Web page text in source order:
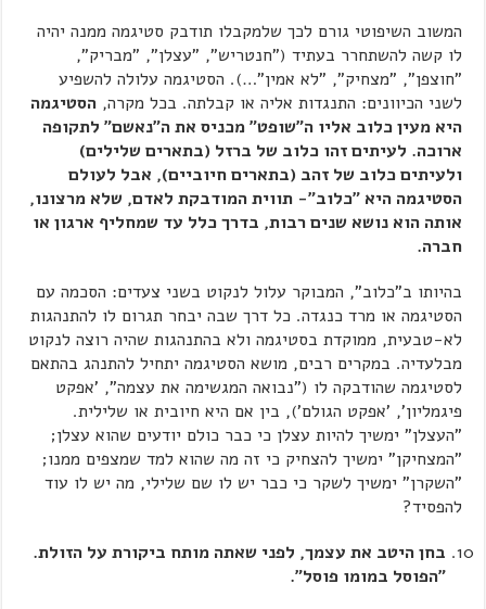
המשוב השיפוטי גורם לכך שלמקבלו תודבק סטיגמה ממנה יהיה
לו קשה להשתחרר בעתיד ("חנטריש", "עצלן", "מבריק",
"חוצפן", "מצחיק", "לא אמין"…). הסטיגמה עלולה להשפיע
לשני הכיוונים: התנגדות אליה או קבלתה. בכל מקרה,הסטיגמה
היא מעין כלוב אליו ה"שופט" מכניס את ה"נאשם" לתקופה
ארוכה. לעיתים זהו כלוב של ברזל (בתארים שלילים)
ולעיתים כלוב של זהב (בתארים חיוביים), אבל לעולם
הסטיגמה היא "כלוב"- תווית המודבקת לאדם, שלא מרצונו,
אותה הוא נושא שנים רבות, בדרך כלל עד שמחליף ארגון או
חברה.
בהיותו ב"כלוב", המבוקר עלול לנקוט בשני צעדים: הסכמה עם
הסטיגמה או מרד כנגדה. כל דרך שבה יבחר תגרום לו להתנהגות
לא-טבעית, ממוקדת בסטיגמה ולא בהתנהגות שהיה רוצה לנקוט
מבלעדיה. במקרים רבים, מושא הסטיגמה יתחיל להתנהג בהתאם
לסטיגמה שהודבקה לו ("נבואה המגשימה את עצמה", 'אפקט
פיגמליון', 'אפקט הגולם'), בין אם היא חיובית או שלילית.
"העצלן" ימשיך להיות עצלן כי כבר כולם יודעים שהוא עצלן;
"המצחיקן" ימשיך להצחיק כי זה מה שהוא למד שמצפים ממנו;
"השקרן" ימשיך לשקר כי כבר יש לו שם שלילי, מה יש לו עוד
להפסיד?
בחן היטב את עצמך, לפני שאתה מותח ביקורת על הזולת.
"הפוסל במומו פוסל".